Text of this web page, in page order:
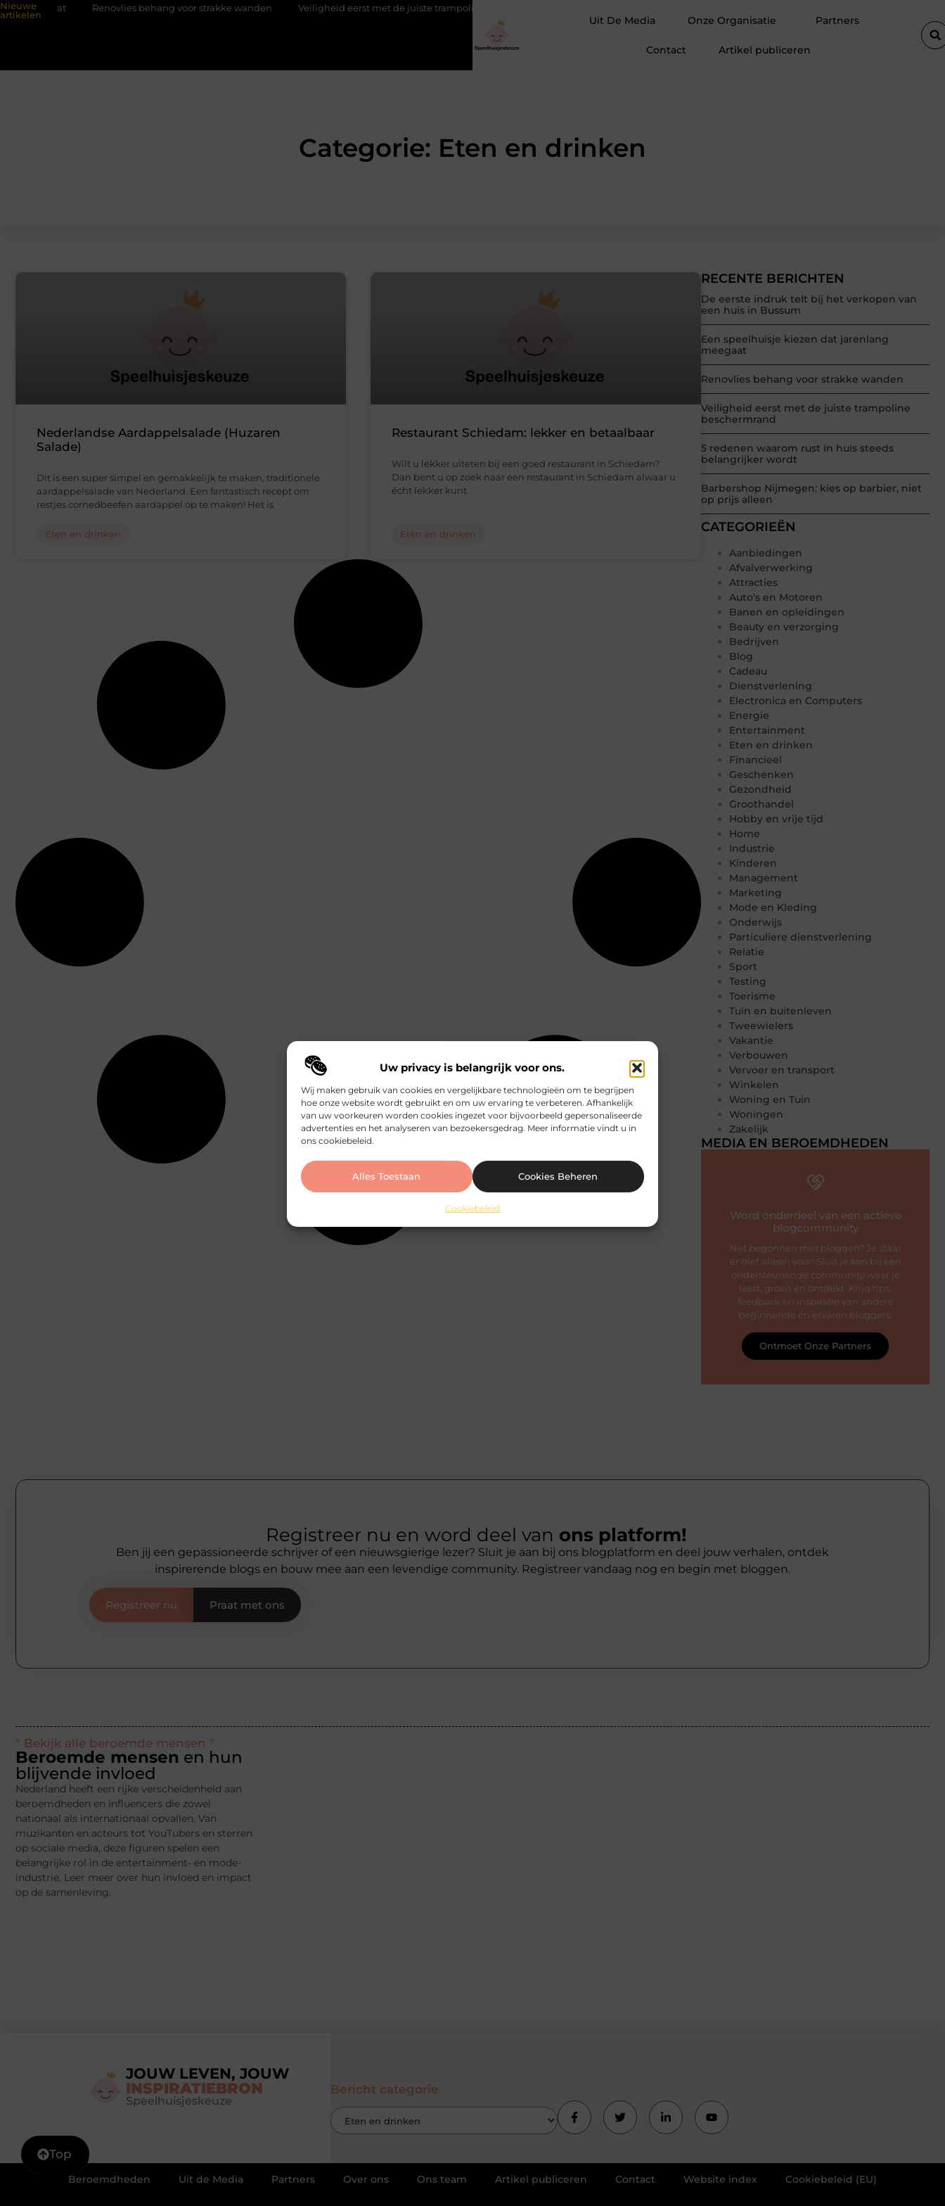
Uw privacy is belangrijk voor ons.
Wij maken gebruik van cookies en vergelijkbare technologieën om te begrijpen
hoe onze website wordt gebruikt en om uw ervaring te verbeteren. Afhankelijk
van uw voorkeuren worden cookies ingezet voor bijvoorbeeld gepersonaliseerde
advertenties en het analyseren van bezoekersgedrag. Meer informatie vindt u in
ons cookiebeleid.
Alles Toestaan Cookies Beheren
Cookiebeleid
Nieuwe
artikelen
Renovlies behang voor strakke wanden Veiligheid eerst met de juiste trampoline beschermrand
Uit De Media Onze Organisatie Partners
Contact Artikel publiceren
Top
Categorie: Eten en drinken
RECENTE BERICHTEN
De eerste indruk telt bij het verkopen van
een huis in Bussum
Een speelhuisje kiezen dat jarenlang
meegaat
Renovlies behang voor strakke wanden
Veiligheid eerst met de juiste trampoline
beschermrand
5 redenen waarom rust in huis steeds
belangrijker wordt
Barbershop Nijmegen: kies op barbier, niet
op prijs alleen
CATEGORIEËN
Aanbiedingen
Afvalverwerking
Attracties
Auto's en Motoren
Banen en opleidingen
Beauty en verzorging
Bedrijven
Blog
Cadeau
Dienstverlening
Electronica en Computers
Energie
Entertainment
Eten en drinken
Financieel
Geschenken
Gezondheid
Groothandel
Hobby en vrije tijd
Home
Industrie
Kinderen
Management
Marketing
Mode en Kleding
Onderwijs
Particuliere dienstverlening
Relatie
Sport
Testing
Toerisme
Tuin en buitenleven
Tweewielers
Vakantie
Verbouwen
Vervoer en transport
Winkelen
Woning en Tuin
Woningen
Zakelijk
MEDIA EN BEROEMDHEDEN
Word onderdeel van een actieve
blogcommunity
Net begonnen met bloggen? Je staat
er niet alleen voor! Sluit je aan bij een
ondersteunende community waar je
leert, groeit en ontdekt. Krijg tips,
feedback en inspiratie van andere
beginnende én ervaren bloggers.
Ontmoet Onze Partners
Nederlandse Aardappelsalade (Huzaren
Salade)
Dit is een super simpel en gemakkelijk te maken, traditionele
aardappelsalade van Nederland. Een fantastisch recept om
restjes cornedbeefen aardappel op te maken! Het is
Eten en drinken
Restaurant Schiedam: lekker en betaalbaar
Wilt u lekker uiteten bij een goed restaurant in Schiedam?
Dan bent u op zoek naar een restaurant in Schiedam alwaar u
écht lekker kunt
Eten en drinken
Registreer nu en word deel van ons platform!
Ben jij een gepassioneerde schrijver of een nieuwsgierige lezer? Sluit je aan bij ons blogplatform en deel jouw verhalen, ontdek
inspirerende blogs en bouw mee aan een levendige community. Registreer vandaag nog en begin met bloggen.
Registreer nu Praat met ons
" Bekijk alle beroemde mensen "
Beroemde mensen en hun
blijvende invloed
Nederland heeft een rijke verscheidenheid aan
beroemdheden en influencers die zowel
nationaal als internationaal opvallen. Van
muzikanten en acteurs tot YouTubers en sterren
op sociale media, deze figuren spelen een
belangrijke rol in de entertainment- en mode-
industrie. Leer meer over hun invloed en impact
op de samenleving.
JOUW LEVEN, JOUW
INSPIRATIEBRON
Speelhuisjeskeuze
Bericht categorie
Beroemdheden Uit de Media Partners Over ons Ons team Artikel publiceren Contact Website index Cookiebeleid (EU)